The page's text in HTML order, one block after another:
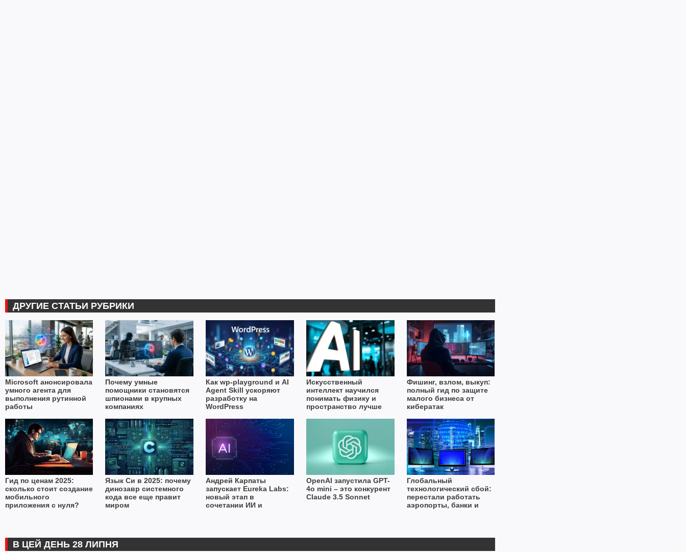
ДРУГИЕ СТАТЬИ РУБРИКИ
Microsoft анонсировала
умного агента для
выполнения рутинной
работы
Почему умные
помощники становятся
шпионами в крупных
компаниях
Как wp-playground и AI
Agent Skill ускоряют
разработку на
WordPress
Искусственный
интеллект научился
понимать физику и
пространство лучше
Фишинг, взлом, выкуп:
полный гид по защите
малого бизнеса от
кибератак
Гид по ценам 2025:
сколько стоит создание
мобильного
приложения с нуля?
Язык Си в 2025: почему
динозавр системного
кода все еще правит
миром
Андрей Карпаты
запускает Eureka Labs:
новый этап в
сочетании ИИ и
OpenAI запустила GPT-
4o mini – это конкурент
Claude 3.5 Sonnet
Глобальный
технологический сбой:
перестали работать
аэропорты, банки и
В ЦЕЙ ДЕНЬ 28 ЛИПНЯ